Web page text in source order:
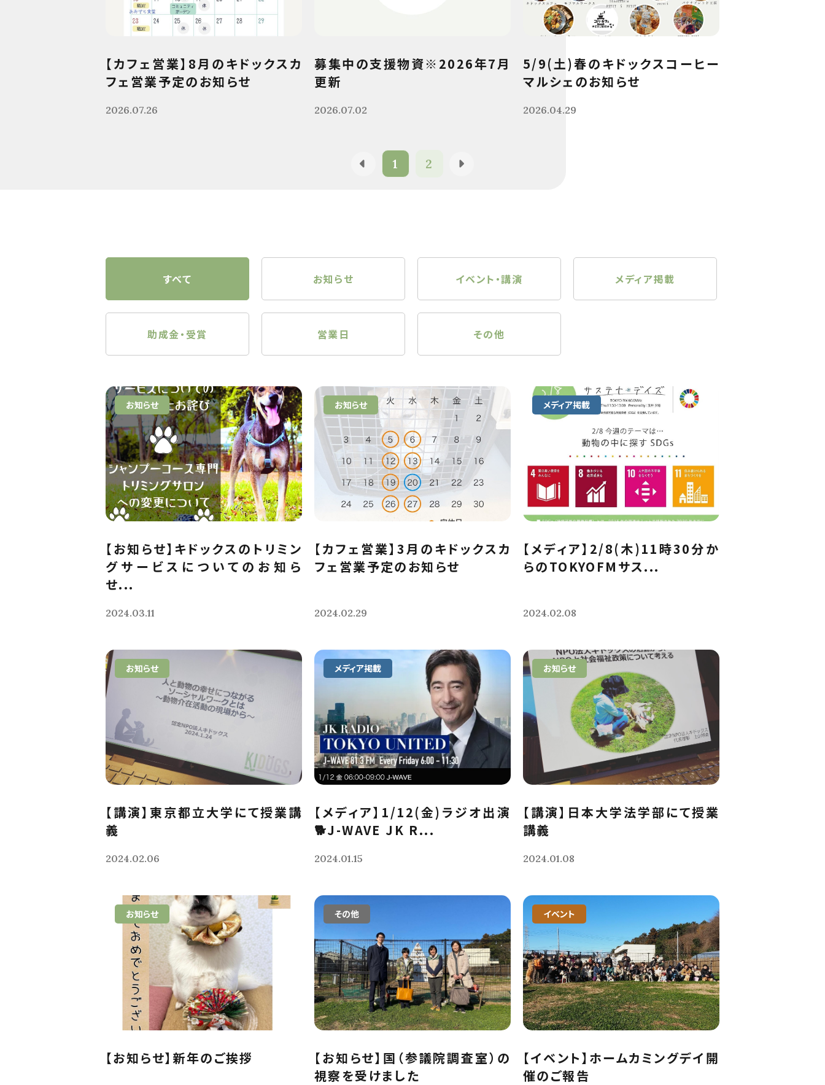
【カフェ営業】8月のキドックスカ
フェ営業予定のお知らせ
2026.07.26
募集中の支援物資※2026年7月
更新
2026.07.02
5/9(土)春のキドックスコーヒー
マルシェのお知らせ
2026.04.29
1 2
すべて お知らせ イベント・講演 メディア掲載
助成金・受賞 営業日 その他
お知らせ
【お知らせ】キドックスのトリミン
グサービスについてのお知ら
せ...
2024.03.11
お知らせ
【カフェ営業】3月のキドックスカ
フェ営業予定のお知らせ
2024.02.29
メディア掲載
【メディア】2/8(木)11時30分か
らのTOKYOFMサス...
2024.02.08
お知らせ
【講演】東京都立大学にて授業講
義
2024.02.06
メディア掲載
【メディア】1/12(金)ラジオ出演
🐕J-WAVE JK R...
2024.01.15
お知らせ
【講演】日本大学法学部にて授業
講義
2024.01.08
お知らせ
【お知らせ】新年のご挨拶
その他
【お知らせ】国（参議院調査室）の
視察を受けました
イベント
【イベント】ホームカミングデイ開
催のご報告